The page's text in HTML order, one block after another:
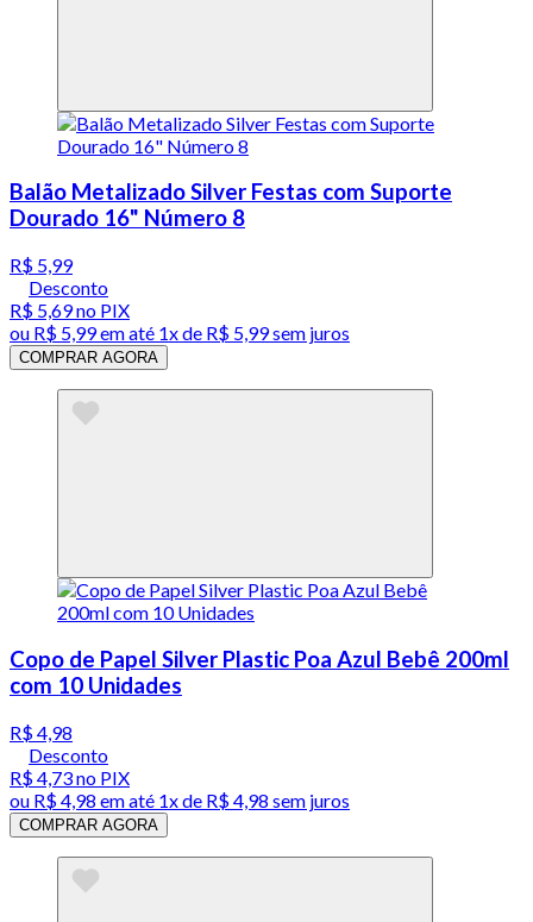
Balão Metalizado Silver Festas com Suporte
Dourado 16" Número 8
R$ 5,99
Desconto
R$ 5,69no PIX
ou R$ 5,99em até 1x de R$ 5,99sem juros
COMPRAR AGORA
Copo de Papel Silver Plastic Poa Azul Bebê 200ml
com 10 Unidades
R$ 4,98
Desconto
R$ 4,73no PIX
ou R$ 4,98 em até 1x de R$ 4,98 sem juros
COMPRAR AGORA